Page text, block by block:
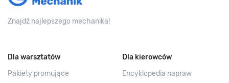
Znajdź najlepszego mechanika!
Dla warsztatów
Pakiety promujące
Dla kierowców
Encyklopedia napraw